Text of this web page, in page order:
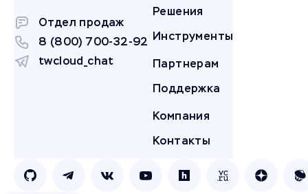
Отдел продаж
8 (800) 700-32-92
twcloud_chat
Решения
Инструменты
Партнерам
Поддержка
Компания
Контакты